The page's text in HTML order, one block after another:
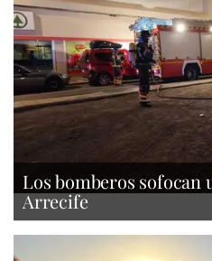
Los bomberos sofocan
Arrecife